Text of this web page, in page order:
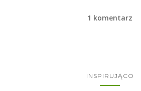
1 komentarz
INSPIRUJĄCO